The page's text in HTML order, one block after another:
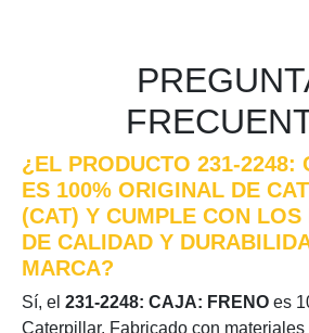
¿EL PRODUCTO 231-2248:
ES 100% ORIGINAL DE
(CAT) Y CUMPLE CON LOS
DE CALIDAD Y
MARCA?
Sí, el 231-2248: CAJA: FRENO es
Caterpillar. Fabricado con